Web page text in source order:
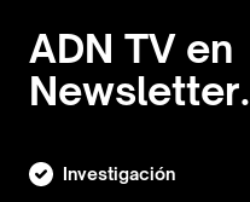
ADN TV en
Newsletter.
Investigación